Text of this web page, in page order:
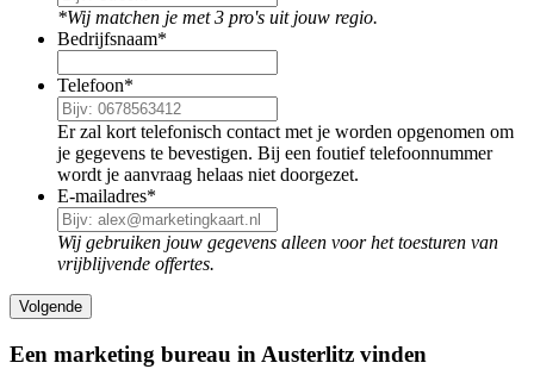
*Wij matchen je met 3 pro's uit jouw regio.
Bedrijfsnaam*
Telefoon*
Er zal kort telefonisch contact met je worden opgenomen om
je gegevens te bevestigen. Bij een foutief telefoonnummer
wordt je aanvraag helaas niet doorgezet.
E-mailadres*
Wij gebruiken jouw gegevens alleen voor het toesturen van
vrijblijvende offertes.
Een marketing bureau in Austerlitz vinden